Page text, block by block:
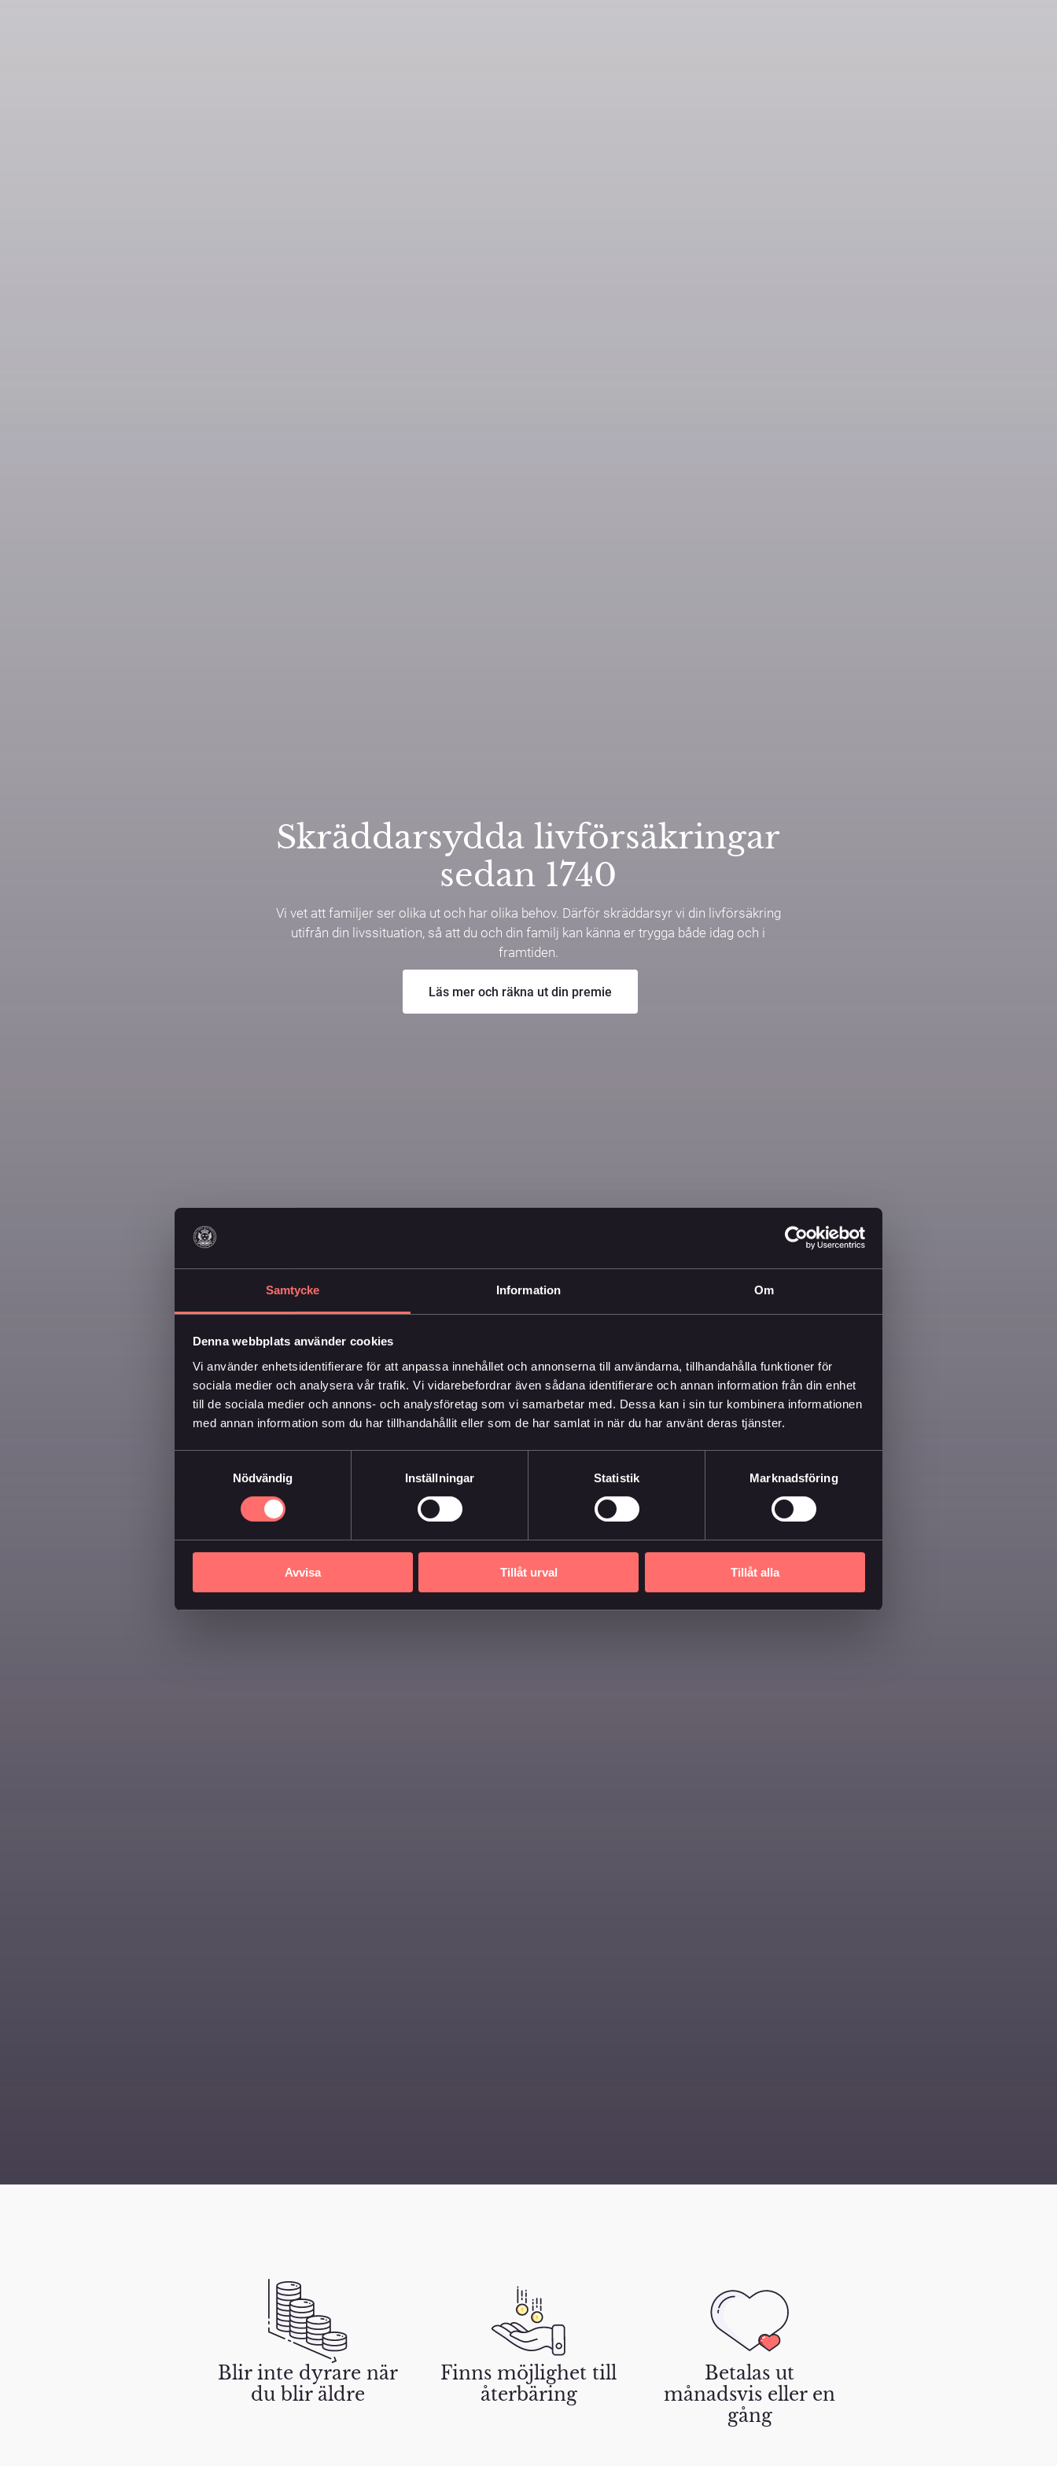
Samtycke Information Om
Denna webbplats använder cookies
Vi använder enhetsidentifierare för att anpassa innehållet och annonserna till användarna, tillhandahålla funktioner för
sociala medier och analysera vår trafik. Vi vidarebefordrar även sådana identifierare och annan information från din enhet
till de sociala medier och annons- och analysföretag som vi samarbetar med. Dessa kan i sin tur kombinera informationen
med annan information som du har tillhandahållit eller som de har samlat in när du har använt deras tjänster.
Nödvändig
Inställningar Statistik Marknadsföring
Avvisa Tillåt urval Tillåt alla
Skräddarsydda livförsäkringar
sedan 1740
Vi vet att familjer ser olika ut och har olika behov. Därför skräddarsyr vi din livförsäkring
utifrån din livssituation, så att du och din familj kan känna er trygga både idag och i
framtiden.
Läs mer och räkna ut din premie
Blir inte dyrare när
du blir äldre
Finns möjlighet till
återbäring
Betalas ut
månadsvis eller en
gång